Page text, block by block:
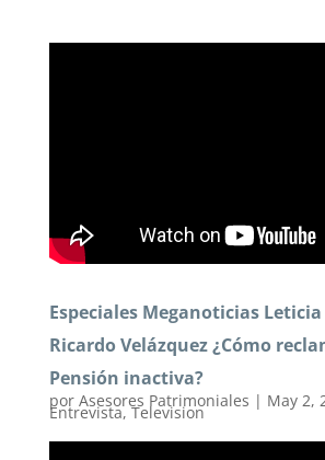
Especiales Meganoticias
Ricardo Velázquez ¿Cómo
Pensión inactiva?
por Asesores Patrimoniales | May 2,
Entrevista,Television